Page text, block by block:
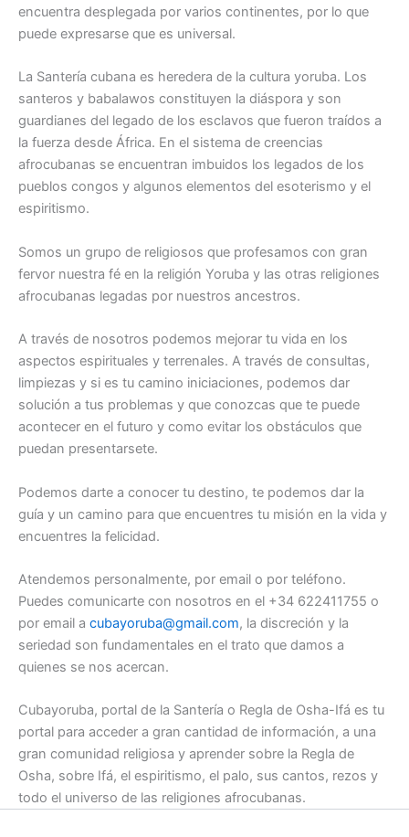
encuentra desplegada por varios continentes, por lo que
puede expresarse que es universal.
La Santería cubana es heredera de la cultura yoruba. Los
santeros y babalawos constituyen la diáspora y son
guardianes del legado de los esclavos que fueron traídos a
la fuerza desde África. En el sistema de creencias
afrocubanas se encuentran imbuidos los legados de los
pueblos congos y algunos elementos del esoterismo y el
espiritismo.
Somos un grupo de religiosos que profesamos con gran
fervor nuestra fé en la religión Yoruba y las otras religiones
afrocubanas legadas por nuestros ancestros.
A través de nosotros podemos mejorar tu vida en los
aspectos espirituales y terrenales. A través de consultas,
limpiezas y si es tu camino iniciaciones, podemos dar
solución a tus problemas y que conozcas que te puede
acontecer en el futuro y como evitar los obstáculos que
puedan presentarsete.
Podemos darte a conocer tu destino, te podemos dar la
guía y un camino para que encuentres tu misión en la vida y
encuentres la felicidad.
Atendemos personalmente, por email o por teléfono.
Puedes comunicarte con nosotros en el +34 622411755 o
por email a cubayoruba@gmail.com, la discreción y la
seriedad son fundamentales en el trato que damos a
quienes se nos acercan.
Cubayoruba, portal de la Santería o Regla de Osha-Ifá es tu
portal para acceder a gran cantidad de información, a una
gran comunidad religiosa y aprender sobre la Regla de
Osha, sobre Ifá, el espiritismo, el palo, sus cantos, rezos y
todo el universo de las religiones afrocubanas.